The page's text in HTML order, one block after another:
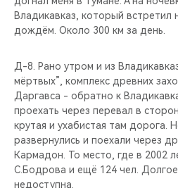
Владикавказ, который
дождём. Около 300 км за день.
Д-8. Рано утром и из
мёртвых”, комплекс древних
Даргавса - обратно к
проехать через перевал в
крутая и ухабистая там дорога.
развернулись и поехали через
Кармадон. То место, где в 2002
С.Бодрова и ещё 124 чел.
недоступна.